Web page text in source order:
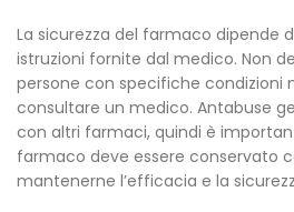
La sicurezza del farmaco dipende
istruzioni fornite dal medico. Non
persone con specifiche condizioni
consultare un medico. Antabuse
con altri farmaci, quindi è
farmaco deve essere conservato
mantenerne l’efficacia e la